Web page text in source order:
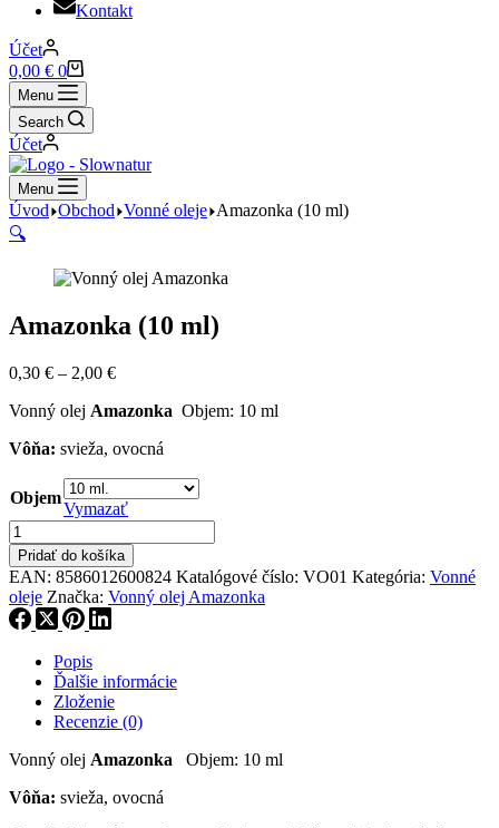
Kontakt
Účet
Nákupný
košík
0,00 € 0
Menu
Search
Účet
Menu
Úvod Obchod Vonné oleje Amazonka (10 ml)
🔍
Amazonka (10 ml)
0,30 € – 2,00 €Price
0,30 €
2,00 €
Vonný olej Amazonka Objem: 10 ml
Vôňa: svieža, ovocná
Objem
Vymazať
množstvo
Amazonka
(10
ml)
Pridať do košíka
EAN: 8586012600824 Katalógové číslo: VO01 Kategória: Vonné
oleje Značka: Vonný olej Amazonka
Popis
Ďalšie informácie
Zloženie
Recenzie (0)
Vonný olej Amazonka Objem: 10 ml
Vôňa: svieža, ovocná